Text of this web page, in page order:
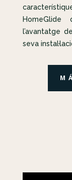
l’avantatge
seva